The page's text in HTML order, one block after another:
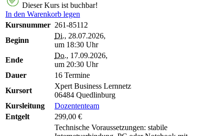
Dieser Kurs ist buchbar!
In den Warenkorb legen
Kursnummer 261-85112
Beginn
Di., 28.07.2026,
um 18:30 Uhr
Ende
Do., 17.09.2026,
um 20:30 Uhr
Dauer
16 Termine
Kursort
Xpert Business Lernnetz
06484 Quedlinburg
Kursleitung
Dozententeam
Entgelt
299,00 €
Technische Voraussetzungen: stabile